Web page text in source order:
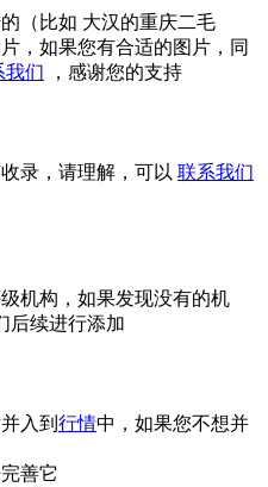
（比如 大汉的重庆二毛
，如果您有合适的图片，同
我们 ，感谢您的支持
录，请理解，可以 联系我们
机构，如果发现没有的机
后续进行添加
入到 行情中，如果您不想并
善它